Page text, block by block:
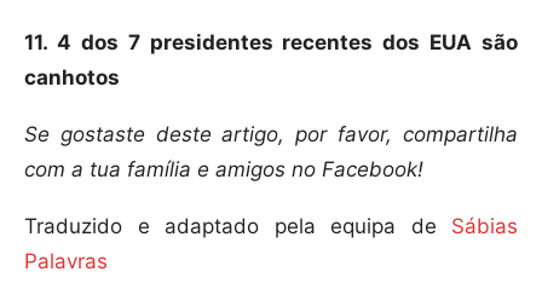
11. 4 dos 7 presidentes recentes dos EUA são
canhotos
Se gostaste deste artigo, por favor, compartilha
com a tua família e amigos no Facebook!
Traduzido e adaptado pela equipa de Sábias
Palavras